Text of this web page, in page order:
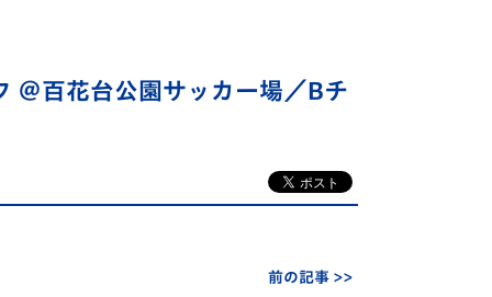
法人限定 VIP BOX U-15
スクール
＠百花台公園サッカー場／Bチ
前の記事 >>